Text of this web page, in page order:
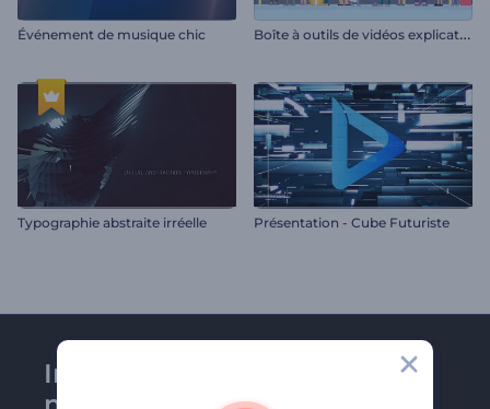
Événement de musique chic B
oîte à outils de vidéos explicatives des soins de santé
Typographie abstraite irréelle Présentation - Cube Futuriste
Inscrivez-vous à la